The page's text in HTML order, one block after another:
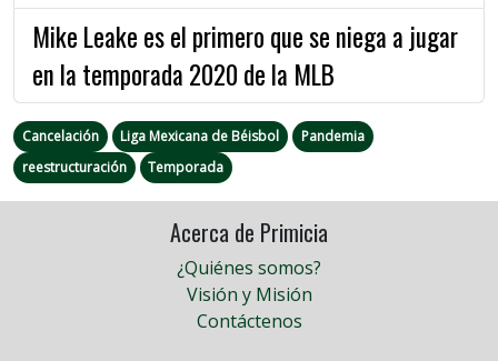
Mike Leake es el primero que se niega a jugar
en la temporada 2020 de la MLB
Cancelación Liga Mexicana de Béisbol
Pandemia
reestructuración
Temporada
Acerca de Primicia
¿Quiénes somos?
Visión y Misión
Contáctenos